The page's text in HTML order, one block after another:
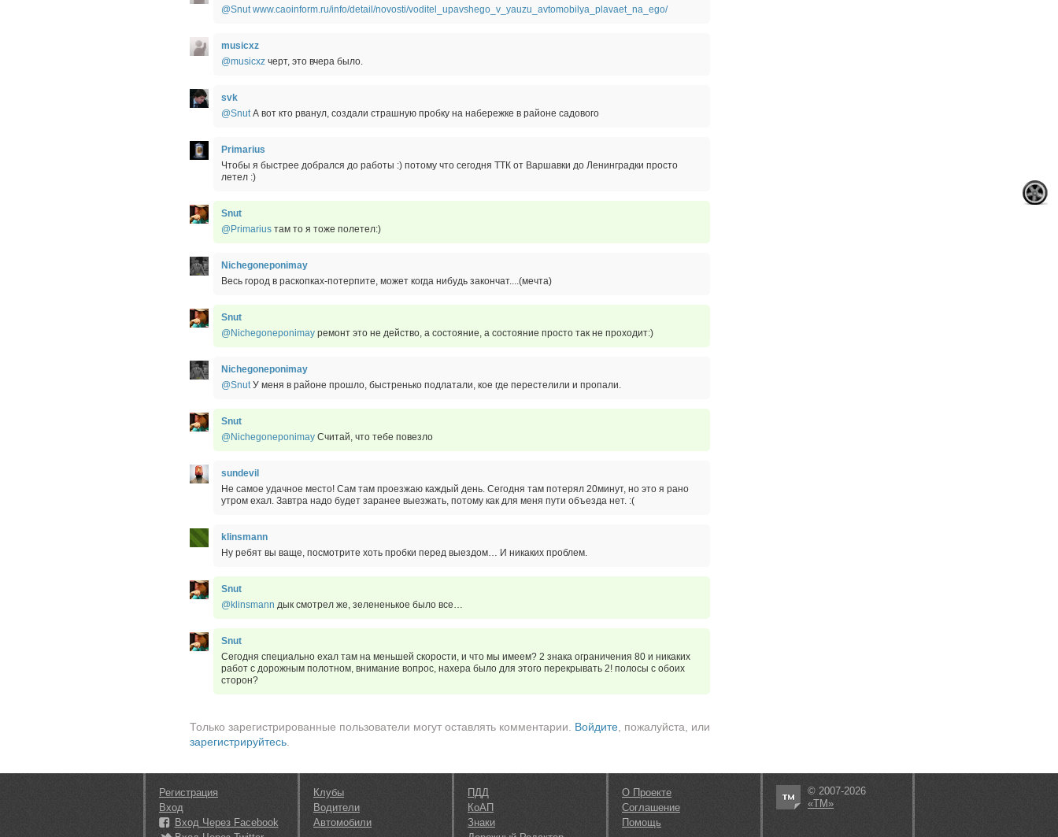
@Snut www.caoinform.ru/info/detail/novosti/voditel_upavshego_v_yauzu_avtomobilya_plavaet_na_ego/
musicxz
@musicxz черт, это вчера было.
svk
@SnutА вот кто рванул, создали страшную пробку на набережке в районе садового
Primarius
Чтобы я быстрее добрался до работы :) потому что сегодня ТТК от Варшавки до Ленинградки просто
летел :)
Snut
@Primarius там то я тоже полетел:)
Nichegoneponimay
Весь город в раскопках-потерпите, может когда нибудь закончат....(мечта)
Snut
@Nichegoneponimay ремонт это не действо, а состояние, а состояние просто так не проходит:)
Nichegoneponimay
@SnutУ меня в районе прошло, быстренько подлатали, кое где перестелили и пропали.
Snut
@Nichegoneponimay Считай, что тебе повезло
sundevil
Не самое удачное место! Сам там проезжаю каждый день. Сегодня там потерял 20минут, но это я рано
утром ехал. Завтра надо будет заранее выезжать, потому как для меня пути объезда нет. :(
klinsmann
Ну ребят вы ваще, посмотрите хоть пробки перед выездом… И никаких проблем.
Snut
@klinsmann дык смотрел же, зелененькое было все…
Snut
Сегодня специально ехал там на меньшей скорости, и что мы имеем? 2 знака ограничения 80 и никаких
работ с дорожным полотном, внимание вопрос, нахера было для этого перекрывать 2! полосы с обоих
сторон?
Только зарегистрированные пользователи могут оставлять комментарии. Войдите , пожалуйста, или
зарегистрируйтесь
Регистрация
Вход
Вход Через Facebook
Клубы
Водители
Автомобили
ПДД
КоАП
Знаки
О Проекте
Соглашение
Помощь
© 2007-2026
«ТМ»